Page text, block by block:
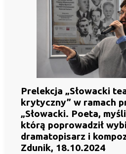
Prelekcja „Słowacki
krytyczny” w ramach
„Słowacki. Poeta,
którą poprowadził
dramatopisarz i
Zdunik, 18.10.2024